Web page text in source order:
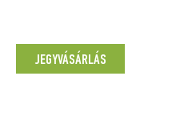
JEGYVÁSÁRLÁS